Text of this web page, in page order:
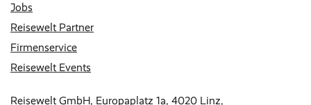
Jobs
Reisewelt Partner
Firmenservice
Reisewelt Events
Reisewelt GmbH, Europaplatz 1a, 4020 Linz,